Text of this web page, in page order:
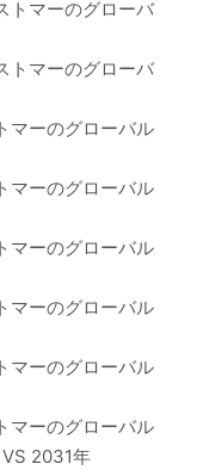
トマーのグローバ
トマーのグローバ
マーのグローバル
マーのグローバル
マーのグローバル
マーのグローバル
マーのグローバル
マーのグローバル
2031年